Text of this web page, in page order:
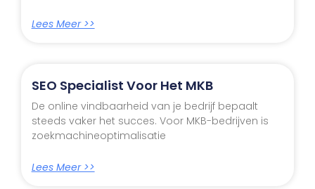
Lees Meer >>
SEO Specialist Voor Het MKB
De online vindbaarheid van je bedrijf bepaalt
steeds vaker het succes. Voor MKB-bedrijven is
zoekmachineoptimalisatie
Lees Meer >>